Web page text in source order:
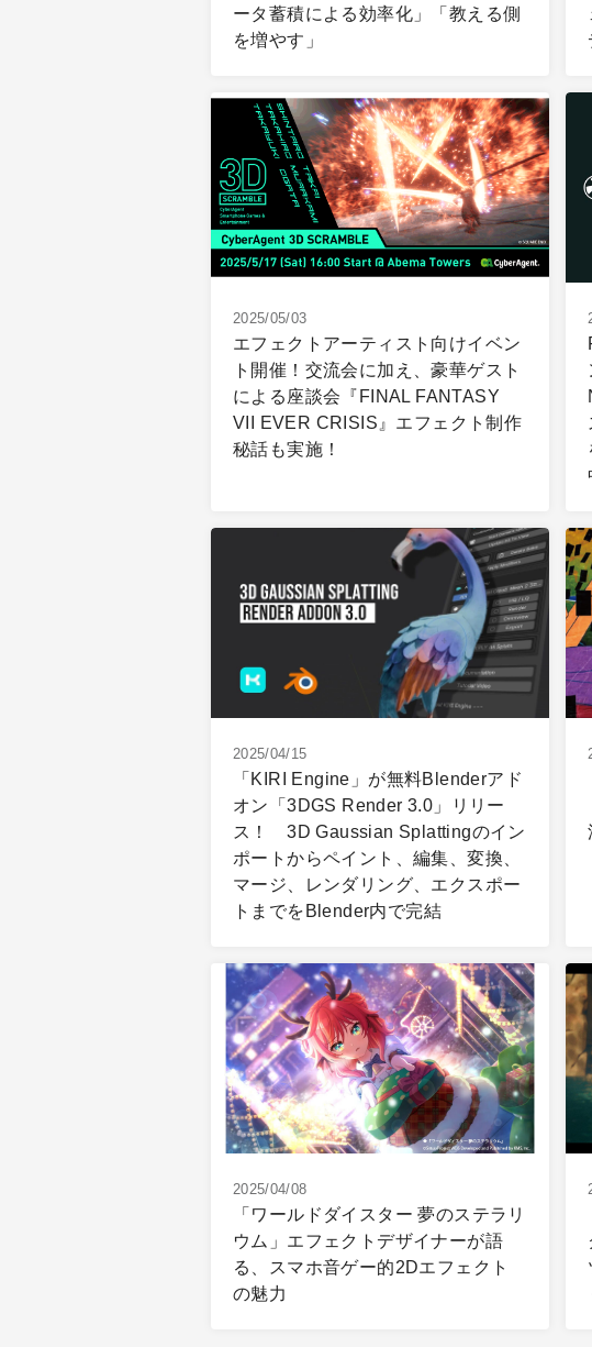
ータ蓄積による効率化」「教える側
を増やす」
2025/05/03
エフェクトアーティスト向けイベン
ト開催！交流会に加え、豪華ゲスト
による座談会『FINAL FANTASY
VII EVER CRISIS』エフェクト制作
秘話も実施！
2025/04/15
「KIRI Engine」が無料Blenderアド
オン「3DGS Render 3.0」リリー
ス！ 3D Gaussian Splattingのイン
ポートからペイント、編集、変換、
マージ、レンダリング、エクスポー
トまでをBlender内で完結
2025/04/08
「ワールドダイスター 夢のステラリ
ウム」エフェクトデザイナーが語
る、スマホ音ゲー的2Dエフェクト
の魅力